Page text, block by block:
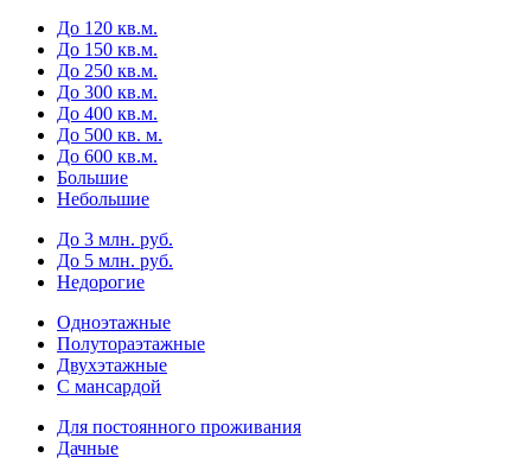
До 120 кв.м.
До 150 кв.м.
До 250 кв.м.
До 300 кв.м.
До 400 кв.м.
До 500 кв. м.
До 600 кв.м.
Большие
Небольшие
До 3 млн. руб.
До 5 млн. руб.
Недорогие
Одноэтажные
Полутораэтажные
Двухэтажные
С мансардой
Для постоянного проживания
Дачные